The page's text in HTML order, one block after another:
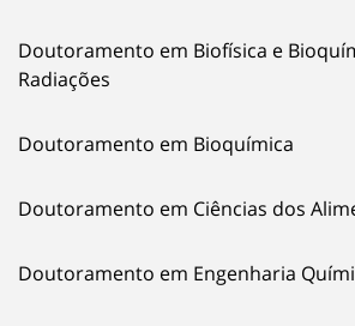
Doutoramento em Biofísica e
Radiações
Doutoramento em Bioquímica
Doutoramento em Ciências dos
Doutoramento em Engenharia